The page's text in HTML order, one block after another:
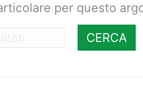
per questo
CERCA